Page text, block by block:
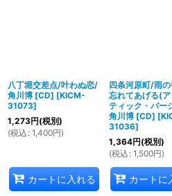
八丁堀交差点/叶わぬ恋/
角川博 [CD] [KICM-
31073]
1,273円(税別)
(税込 : 1,400円)
カートに入れる
四条河原町/雨
忘れてあげる(ア
ティック・バー
角川博 [CD] [
31036]
1,364円(税別)
(税込 : 1,500円)
カートに